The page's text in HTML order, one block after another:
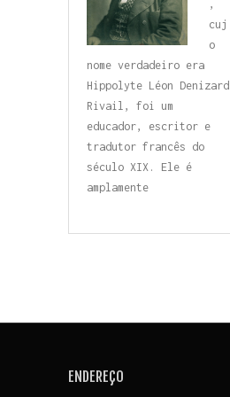
,
cuj
o
nome verdadeiro era
Hippolyte Léon Denizard
Rivail,
foi um
educador, escritor e
tradutor francês do
século XIX. Ele é
amplamente
ENDEREÇO